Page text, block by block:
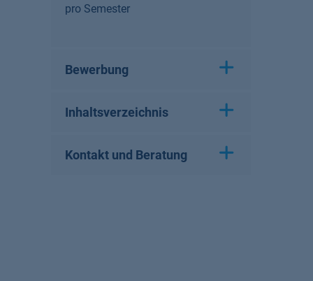
pro Semester
Bewerbung
Inhaltsverzeichnis
Kontakt und Beratung